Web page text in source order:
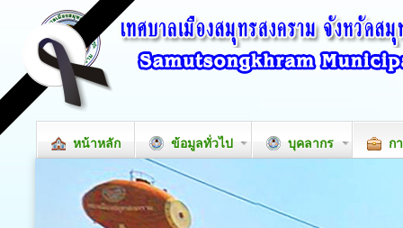
หน้าหลัก ข้อมูลทั่วไป บุคลากร ก